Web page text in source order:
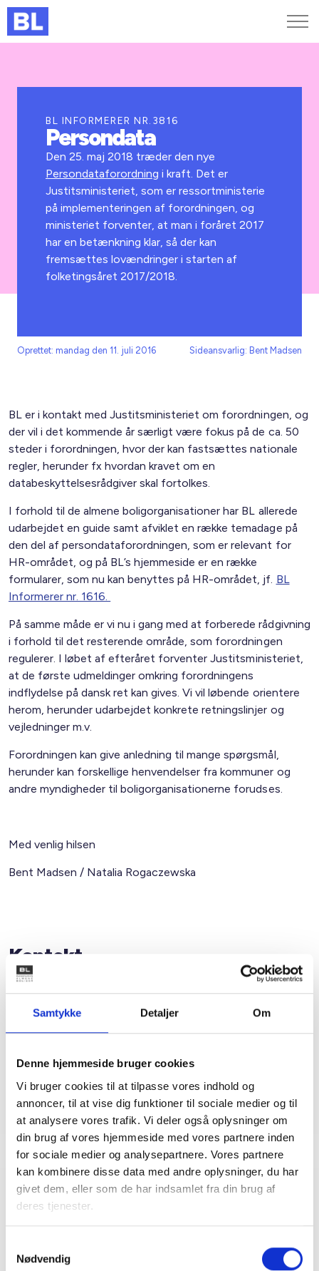
Samtykke Detaljer Om
Denne hjemmeside bruger cookies
Vi bruger cookies til at tilpasse vores indhold og
annoncer, til at vise dig funktioner til sociale medier og til
at analysere vores trafik. Vi deler også oplysninger om
din brug af vores hjemmeside med vores partnere inden
for sociale medier og analysepartnere. Vores partnere
kan kombinere disse data med andre oplysninger, du har
givet dem, eller som de har indsamlet fra din brug af
deres tjenester.
Nødvendig
Kurser og arrangementer
Jobportalen
BL INFORMERER NR.3816
Persondata
Den 25. maj 2018 træder den nye
Persondataforordning i kraft. Det er
Justitsministeriet, som er ressortministerie
på implementeringen af forordningen, og
ministeriet forventer, at man i foråret 2017
har en betænkning klar, så der kan
fremsættes lovændringer i starten af
folketingsåret 2017/2018.
Oprettet: mandag den 11. juli 2016 Sideansvarlig: Bent Madsen
BL er i kontakt med Justitsministeriet om forordningen, og
der vil i det kommende år særligt være fokus på de ca. 50
steder i forordningen, hvor der kan fastsættes nationale
regler, herunder fx hvordan kravet om en
databeskyttelsesrådgiver skal fortolkes.
I forhold til de almene boligorganisationer har BL allerede
udarbejdet en guide samt afviklet en række temadage på
den del af persondataforordningen, som er relevant for
HR-området, og på BL’s hjemmeside er en række
formularer, som nu kan benyttes på HR-området, jf. BL
Informerer nr. 1616.
På samme måde er vi nu i gang med at forberede rådgivning
i forhold til det resterende område, som forordningen
regulerer. I løbet af efteråret forventer Justitsministeriet,
at de første udmeldinger omkring forordningens
indflydelse på dansk ret kan gives. Vi vil løbende orientere
herom, herunder udarbejdet konkrete retningslinjer og
vejledninger m.v.
Forordningen kan give anledning til mange spørgsmål,
herunder kan forskellige henvendelser fra kommuner og
andre myndigheder til boligorganisationerne forudses.
Med venlig hilsen
Bent Madsen / Natalia Rogaczewska
Kontakt
Bent Madsen
Adm. direktør
Tlf: 28 88 18 77
Relateret indhold
Godkendelse og indberetning af regnskaber